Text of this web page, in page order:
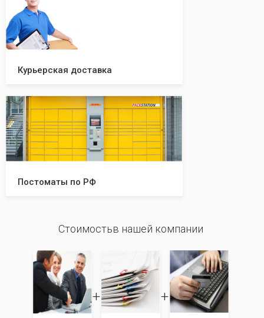
Курьерская доставка
Постоматы по РФ
Стоимостьв нашей компании